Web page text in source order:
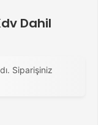
Dahil
Siparişiniz